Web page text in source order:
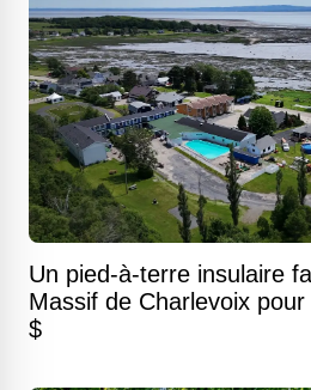
Un pied-à-terre insulaire
Massif de Charlevoix
$